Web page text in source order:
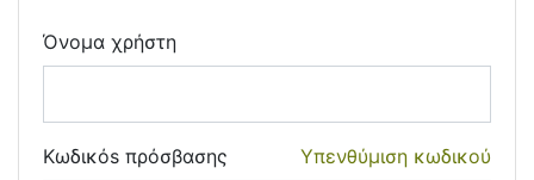
Όνομα χρήστη
Υπενθύμιση κωδικού
Κωδικόs πρόσβασης